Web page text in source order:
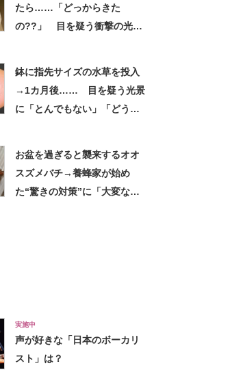
たら……「どっからきた
の??」 目を疑う衝撃の光景
鉢に指先サイズの水草を投入
→1カ月後…… 目を疑う光景
に「とんでもない」「どうし
お盆を過ぎると襲来するオオ
スズメバチ→養蜂家が始め
た“驚きの対策”に「大変な作
実施中
声が好きな「日本のボーカリ
スト」は？